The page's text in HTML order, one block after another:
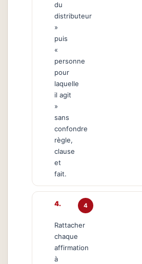
du
distributeur
»
puis
«
personne
pour
laquelle
il agit
»
sans
confondre
règle,
clause
et
fait.
4
Rattacher
chaque
affirmation
à